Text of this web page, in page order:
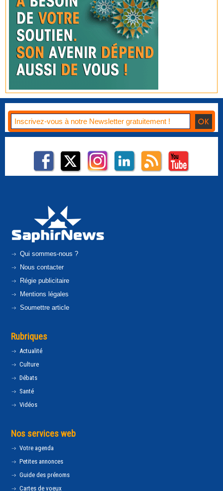
Qui sommes-nous ?
Nous contacter
Régie publicitaire
Mentions légales
Soumettre article
Rubriques
Actualité
Culture
Débats
Santé
Vidéos
Nos services web
Votre agenda
Petites annonces
Guide des prénoms
Cartes de voeux